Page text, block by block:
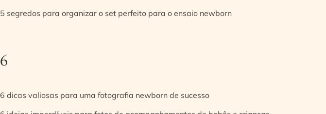
5 segredos para organizar o set perfeito para o ensaio newborn
6
6 dicas valiosas para uma fotografia newborn de sucesso